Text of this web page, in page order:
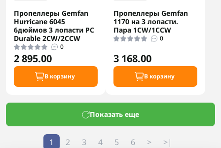
Пропеллеры Gemfan
Hurricane 6045
6дюймов 3 лопасти PC
Durable 2СW/2CCW
0
2 895.00
В корзину
Пропеллеры Gemfan
1170 на 3 лопасти.
Пара 1CW/1CCW
0
3 168.00
В корзину
Показать еще
1 2 3 4 5 6 > >|